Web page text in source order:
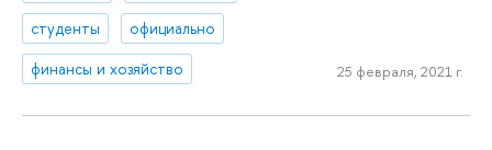
студенты
официально
финансы и хозяйство
25 февраля, 2021 г.